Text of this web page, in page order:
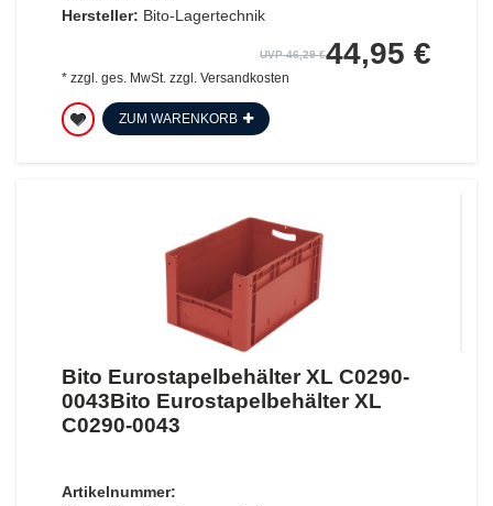
Hersteller: Bito-Lagertechnik
UVP 46,29 €44,95 €
* zzgl. ges. MwSt. zzgl. Versandkosten
ZUM WARENKORB
Bito Eurostapelbehälter XL C0290-
0043Bito Eurostapelbehälter XL
C0290-0043
Artikelnummer: